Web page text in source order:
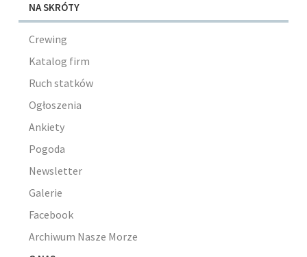
NA SKRÓTY
Crewing
Katalog firm
Ruch statków
Ogłoszenia
Ankiety
Pogoda
Newsletter
Galerie
Facebook
Archiwum Nasze Morze